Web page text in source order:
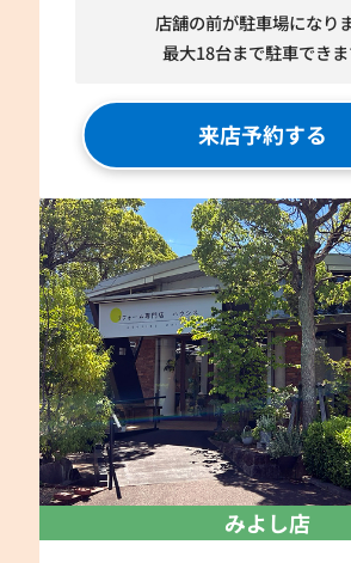
店舗の前が駐車場になり
最大18台まで駐車できま
来店予約する
みよし店